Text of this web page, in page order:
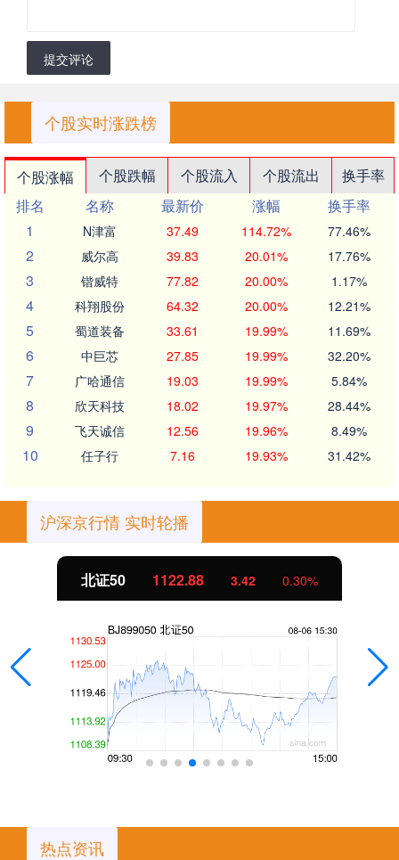
提交评论
个股实时涨跌榜
个股涨幅 个股跌幅 个股流入 个股流出
换手率
排名
名称 最新价 涨幅
换手率
1
N津富 37.49 114.72% 77.46%
2 威尔高 39.83 20.01% 17.76%
3 锴威特 77.82 20.00% 1.17%
4 科翔股份 64.32 20.00% 12.21%
5 蜀道装备 33.61 19.99% 11.69%
6 中巨芯 27.85 19.99% 32.20%
7 广哈通信 19.03 19.99% 5.84%
8 欣天科技 18.02 19.97% 28.44%
9 飞天诚信 12.56 19.96% 8.49%
10 任子行 7.16 19.93% 31.42%
沪深京行情 实时轮播
北证50 1122.88 3.42 0.30%
热点资讯